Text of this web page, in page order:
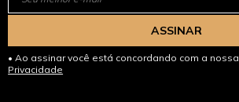
ASSINAR
Ao assinar você está concordando com a nossa
Privacidade